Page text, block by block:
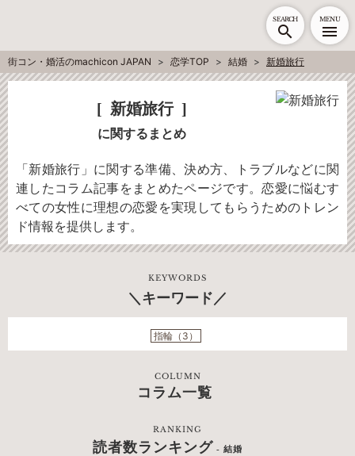
SEARCH MENU
街コン・婚活のmachicon JAPAN 恋学TOP 結婚 新婚旅行
新婚旅行
に関するまとめ
「新婚旅行」に関する準備、決め方、トラブルなどに関
連したコラム記事をまとめたページです。恋愛に悩むす
べての女性に理想の恋愛を実現してもらうためのトレン
ド情報を提供します。
KEYWORDS
キーワード
指輪（3）
COLUMN
コラム一覧
RANKING
読者数ランキング - 結婚